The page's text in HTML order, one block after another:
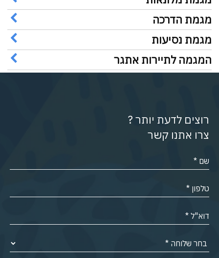
מגמת הדרכה
מגמת נסיעות
המגמה לתיירות אתגר
רוצים לדעת יותר ?
צרו אתנו קשר